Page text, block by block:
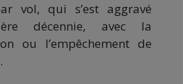
vol, qui s’est aggravé
décennie, avec la
ou l’empêchement de